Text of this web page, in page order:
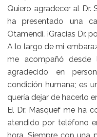
Quiero agradecer al Dr.
ha presentado una
Otamendi. ¡Gracias Dr.
A lo largo de mi
me acompañó
agradecido en
condición humana; es
quería dejar de hacerlo
El Dr. Masquef me ha
atendido por teléfono